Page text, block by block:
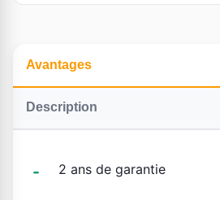
Avantages
Description
2 ans de garantie